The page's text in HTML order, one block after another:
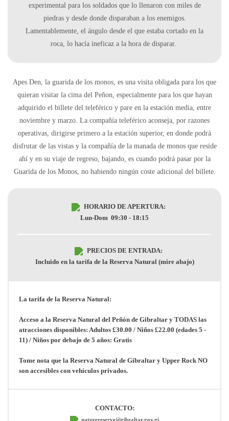
experimental para los soldados que lo llenaron con miles de
piedras y desde donde disparaban a los enemigos.
Lamentablemente, el ángulo desde el que estaba cortado en la
roca, lo hacía ineficaz a la hora de disparar.
Apes Den, la guarida de los monos, es una visita obligada para los que
quieran visitar la cima del Peñon, especialmente para los que hayan
adquirido el billete del teleférico y pare en la estación media, entre
noviembre y marzo. La compañía teleférico aconseja, por razones
operativas, dirigirse primero a la estación superior, en donde podrá
disfrutar de las vistas y la compañía de la manada de monos que reside
ahí y en su viaje de regreso, bajando, es cuando podrá pasar por la
Guarida de los Monos, no habiendo ningún coste adicional del billete.
HORARIO DE APERTURA:
Lun-Dom 09:30 - 18:15
PRECIOS DE ENTRADA:
Incluido en la tarifa de la Reserva Natural (mire abajo)
La tarifa de la Reserva Natural:
Acceso a la Reserva Natural del Peñón de Gibraltar y TODAS las
atracciones disponibles: Adultos £30.00 / Niños £22.00 (edades 5 -
11) / Niños por debajo de 5 años: Gratis
Tome nota que la Reserva Natural de Gibraltar y Upper Rock NO
son accesibles con vehículos privados.
CONTACTO:
naturereserve@gibraltar.gov.gi